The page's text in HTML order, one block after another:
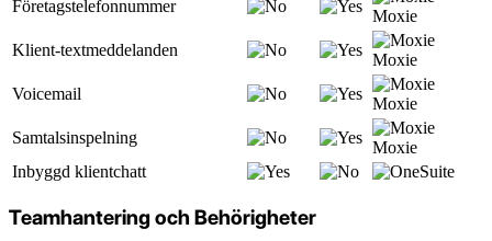
Företagstelefonnummer
Moxie
Klient-textmeddelanden
Moxie
Voicemail
Moxie
Samtalsinspelning
Moxie
Inbyggd klientchatt
Teamhantering och Behörigheter